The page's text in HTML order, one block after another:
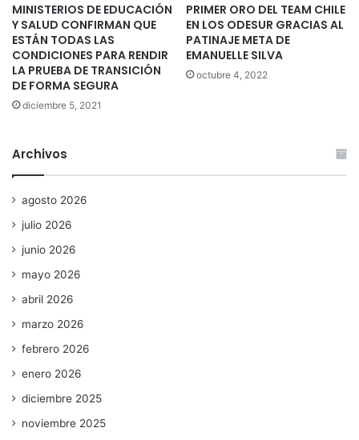
MINISTERIOS DE EDUCACIÓN
Y SALUD CONFIRMAN QUE
ESTÁN TODAS LAS
CONDICIONES PARA RENDIR
LA PRUEBA DE TRANSICIÓN
DE FORMA SEGURA
diciembre 5, 2021
PRIMER ORO DEL TEAM CHILE
EN LOS ODESUR GRACIAS AL
PATINAJE META DE
EMANUELLE SILVA
octubre 4, 2022
Archivos
agosto 2026
julio 2026
junio 2026
mayo 2026
abril 2026
marzo 2026
febrero 2026
enero 2026
diciembre 2025
noviembre 2025